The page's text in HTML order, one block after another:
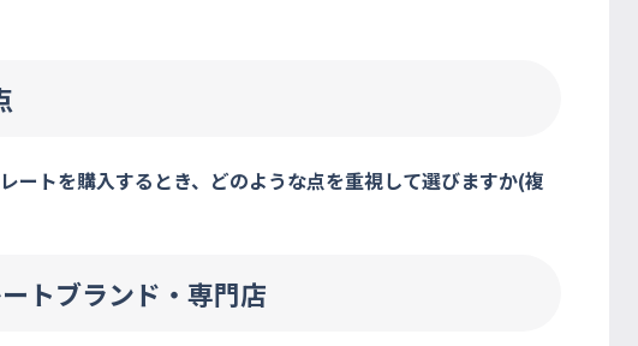
ートを購入するとき、どのような点を重視して選びますか(複
トブランド・専門店